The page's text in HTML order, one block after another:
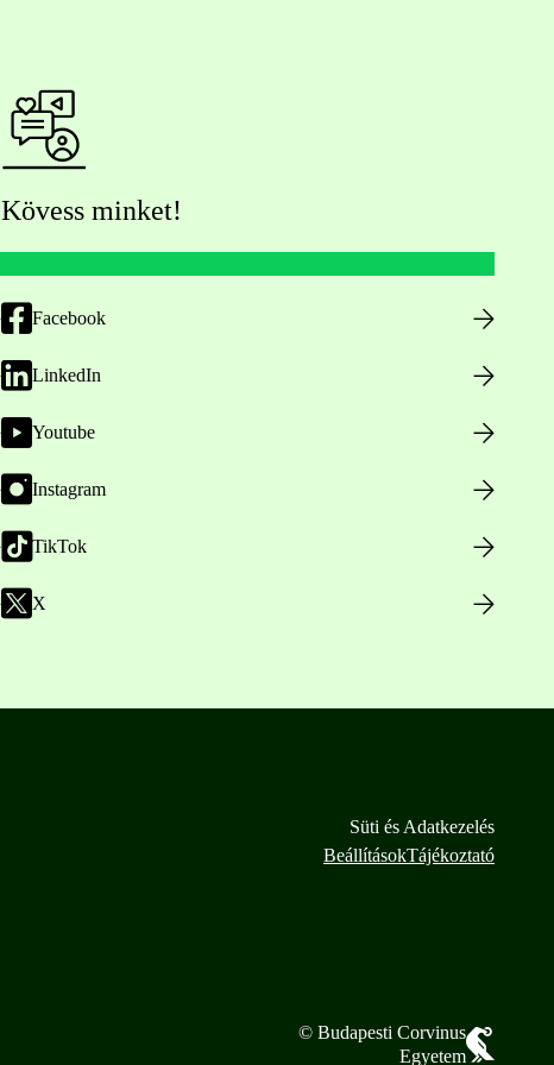
Kövess minket!
Facebook
LinkedIn
Youtube
Instagram
TikTok
X
Süti és Adatkezelés
BeállításokTájékoztató
© Budapesti Corvinus
Egyetem